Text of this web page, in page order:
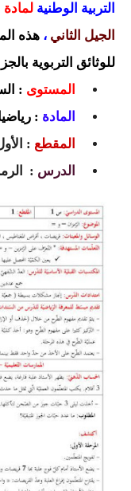
التربية الوطنية لمادة
الجيل الثاني ، هذه
للوثائق التربوية
المستوى :
المادة :
المقطع : الأول
الدرس :